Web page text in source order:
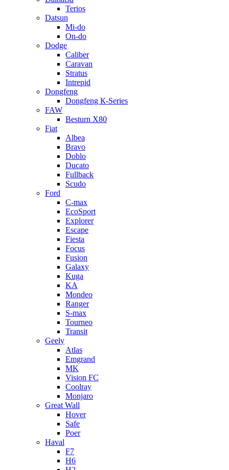
Terios
Datsun
Mi-do
On-do
Dodge
Caliber
Caravan
Stratus
Intrepid
Dongfeng
Dongfeng К-Series
FAW
Besturn Х80
Fiat
Albea
Bravo
Doblo
Ducato
Fullback
Scudo
Ford
C-max
EcoSport
Explorer
Escape
Fiesta
Focus
Fusion
Galaxy
Kuga
KA
Mondeo
Ranger
S-max
Tourneo
Transit
Geely
Atlas
Emgrand
MK
Vision FC
Coolray
Monjaro
Great Wall
Hover
Safe
Poer
Haval
F7
H6